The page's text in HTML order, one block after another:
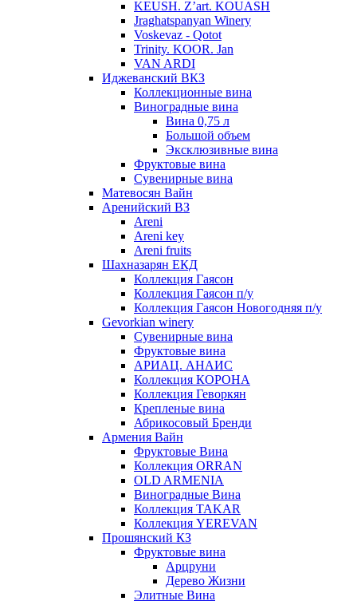
KEUSH. Z’art. KOUASH
Jraghatspanyan Winery
Voskevaz - Qotot
Trinity. KOOR. Jan
VAN ARDI
Иджеванский ВКЗ
Коллекционные вина
Виноградные вина
Вина 0,75 л
Большой объем
Эксклюзивные вина
Фруктовые вина
Cувенирные вина
Матевосян Вайн
Аренийский ВЗ
Areni
Areni key
Areni fruits
Шахназарян ЕКД
Коллекция Гаясон
Коллекция Гаясон п/у
Коллекция Гаясон Новогодняя п/у
Gevorkian winery
Сувенирные вина
Фруктовые вина
АРИАЦ. АНАИС
Коллекция КОРОНА
Коллекция Геворкян
Крепленые вина
Абрикосовый Бренди
Армения Вайн
Фруктовые Вина
Коллекция ORRAN
OLD ARMENIA
Виноградные Вина
Коллекция TAKAR
Коллекция YEREVAN
Прошянский КЗ
Фруктовые вина
Арцруни
Дерево Жизни
Элитные Вина